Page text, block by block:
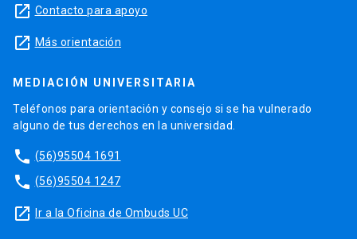
launch Contacto para apoyo
launch Más orientación
MEDIACIÓN UNIVERSITARIA
Teléfonos para orientación y consejo si se ha vulnerado
alguno de tus derechos en la universidad.
phone (56)95504 1691
phone (56)95504 1247
launch Ir a la Oficina de Ombuds UC